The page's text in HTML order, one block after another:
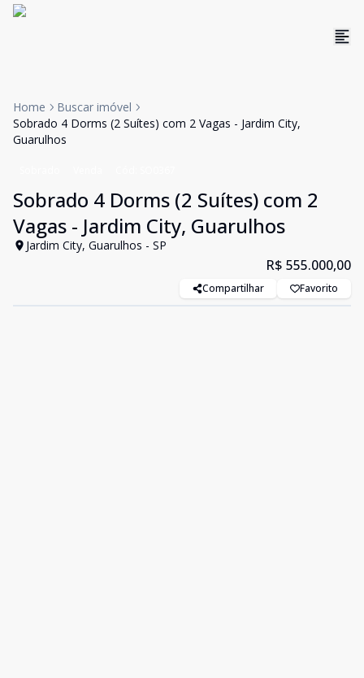
Home
Buscar imóvel
Sobrado 4 Dorms (2 Suítes) com 2 Vagas - Jardim City,
Guarulhos
Sobrado 4 Dorms (2 Suítes) com 2
Vagas - Jardim City, Guarulhos
Jardim City, Guarulhos - SP
R$ 555.000,00
Compartilhar Favorito